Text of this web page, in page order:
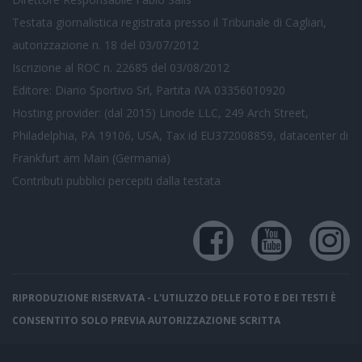
Testata giornalistica registrata presso il Tribunale di Cagliari,
autorizzazione n. 18 del 03/07/2012
Iscrizione al ROC n. 22685 del 03/08/2012
Editore: Diario Sportivo Srl, Partita IVA 03356010920
Hosting provider: (dal 2015) Linode LLC, 249 Arch Street,
Philadelphia, PA 19106, USA, Tax id EU372008859, datacenter di
Frankfurt am Main (Germania)
Contributi pubblici percepiti dalla testata
RIPRODUZIONE RISERVATA - L'UTILIZZO DELLE FOTO E DEI TESTI È
CONSENTITO SOLO PREVIA AUTORIZZAZIONE SCRITTA